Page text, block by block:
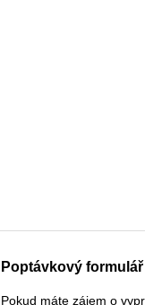
Poptávkový formulář
Pokud máte zájem o